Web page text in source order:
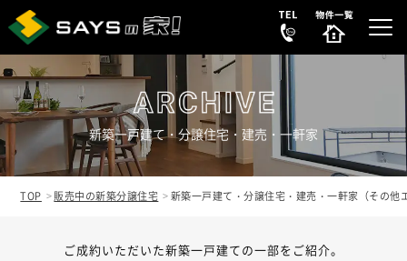
REASON
選ばれる理由
NEW HOUSE
販売中の新築分譲住宅
新築一戸建て・分譲住宅・建売・一軒家
TOP 販売中の新築分譲住宅 新築一戸建て・分譲住宅・建売・一軒家（その他
ご成約いただいた新築一戸建ての一部をご紹介。